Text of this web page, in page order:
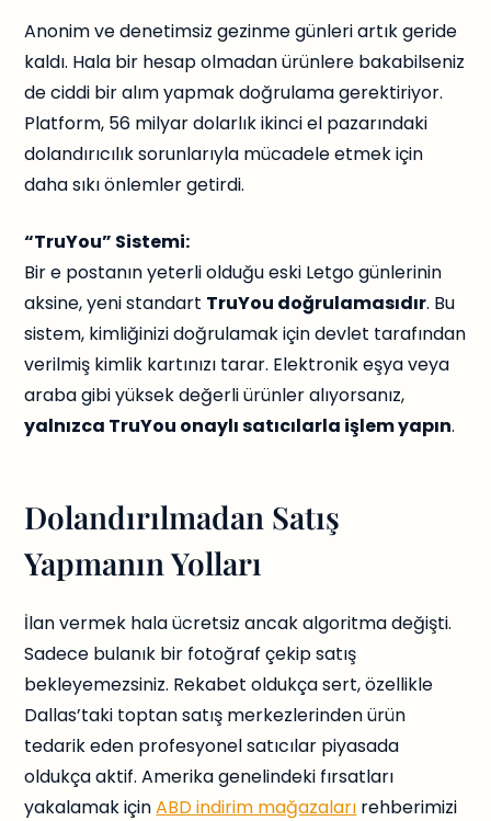
Anonim ve denetimsiz gezinme günleri artık geride
kaldı. Hala bir hesap olmadan ürünlere bakabilseniz
de ciddi bir alım yapmak doğrulama gerektiriyor.
Platform, 56 milyar dolarlık ikinci el pazarındaki
dolandırıcılık sorunlarıyla mücadele etmek için
daha sıkı önlemler getirdi.
“TruYou” Sistemi:
Bir e postanın yeterli olduğu eski Letgo günlerinin
aksine, yeni standart TruYou doğrulamasıdır. Bu
sistem, kimliğinizi doğrulamak için devlet tarafından
verilmiş kimlik kartınızı tarar. Elektronik eşya veya
araba gibi yüksek değerli ürünler alıyorsanız,
yalnızca TruYou onaylı satıcılarla işlem yapın.
Dolandırılmadan Satış
Yapmanın Yolları
İlan vermek hala ücretsiz ancak algoritma değişti.
Sadece bulanık bir fotoğraf çekip satış
bekleyemezsiniz. Rekabet oldukça sert, özellikle
Dallas’taki toptan satış merkezlerinden ürün
tedarik eden profesyonel satıcılar piyasada
oldukça aktif. Amerika genelindeki fırsatları
yakalamak içinABD indirim mağazaları rehberimizi